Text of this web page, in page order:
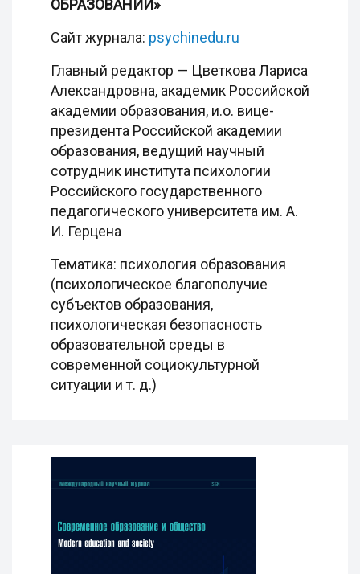
ОБРАЗОВАНИИ»
Сайт журнала: psychinedu.ru
Главный редактор — Цветкова Лариса
Александровна, академик Российской
академии образования, и.о. вице-
президента Российской академии
образования, ведущий научный
сотрудник института психологии
Российского государственного
педагогического университета им. А.
И. Герцена
Тематика: психология образования
(психологическое благополучие
субъектов образования,
психологическая безопасность
образовательной среды в
современной социокультурной
ситуации и т. д.)